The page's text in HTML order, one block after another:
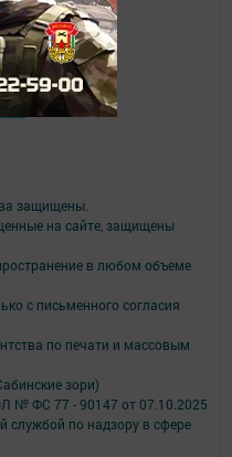
защищены.
на сайте, защищены
в любом объеме
с письменного согласия
по печати и массовым
зори)
№ ФС 77 - 90147 от 07.10.2025
службой по надзору в сфере
84